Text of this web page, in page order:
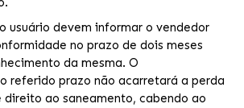
usuário devem informar o vendedor
no prazo de dois meses
da mesma. O
referido prazo não acarretará a perda
direito ao saneamento, cabendo ao